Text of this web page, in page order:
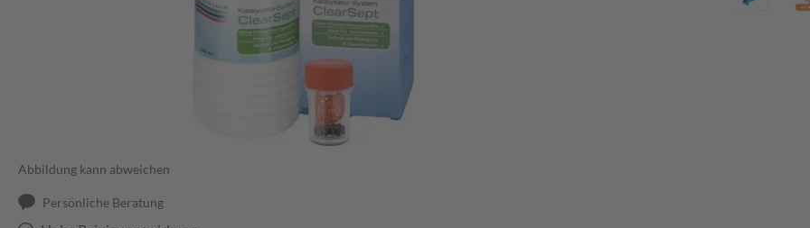
Abbildung kann abweichen
Persönliche Beratung